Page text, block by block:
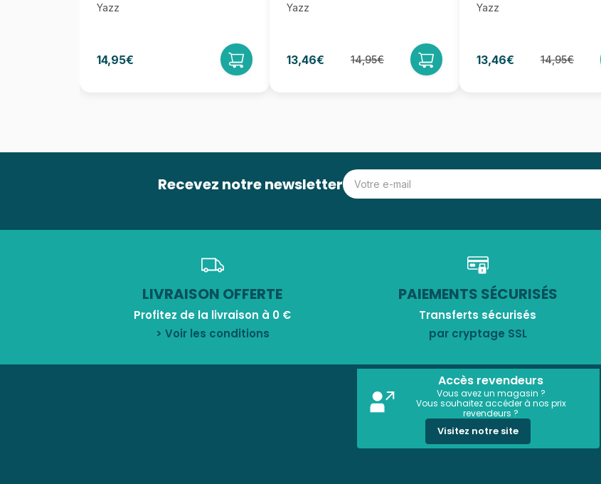
Yazz
14,95€
Yazz
13,46€ 14,95€
Yazz
13,46€ 14,95€
Recevez notre newsletter
LIVRAISON OFFERTE
Profitez de la livraison à 0 €
> Voir les conditions
PAIEMENTS SÉCURISÉS
Transferts sécurisés
par cryptage SSL
Accès revendeurs
Vous avez un magasin ?
Vous souhaitez accéder à nos prix
revendeurs ?
Visitez notre site